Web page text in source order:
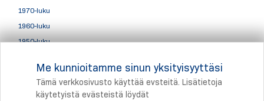
1970-luku
1960-luku
1950-luku
Yleiskatsaus
Me kunnioitamme sinun yksityisyyttäsi
Tämä verkkosivusto käyttää evsteitä. Lisätietoja
käytetyistä evästeistä löydät